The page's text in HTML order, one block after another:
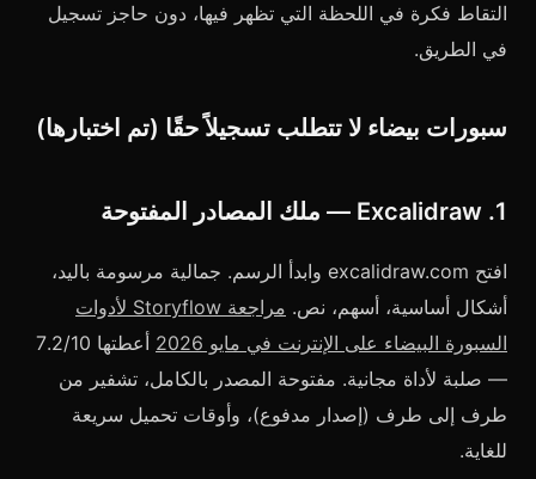
التقاط فكرة في اللحظة التي تظهر فيها، دون حاجز تسجيل
في الطريق.
سبورات بيضاء لا تتطلب تسجيلاً حقًا (تم اختبارها)
1. Excalidraw — ملك المصادر المفتوحة
افتح excalidraw.com وابدأ الرسم. جمالية مرسومة باليد،
أشكال أساسية، أسهم، نص.
مراجعة Storyflow لأدوات
السبورة البيضاء على الإنترنت في مايو 2026
أعطتها 7.2/10
— صلبة لأداة مجانية. مفتوحة المصدر بالكامل، تشفير من
طرف إلى طرف (إصدار مدفوع)، وأوقات تحميل سريعة
للغاية.